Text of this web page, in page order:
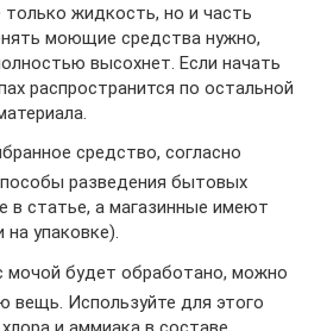
только жидкость, но и часть
моющие средства нужно,
высохнет. Если начать
распространится по остальной
средство, согласно
разведения бытовых
в статье, а магазинные имеют
упаковке).
мочой будет обработано, можно
вещь. Используйте для этого